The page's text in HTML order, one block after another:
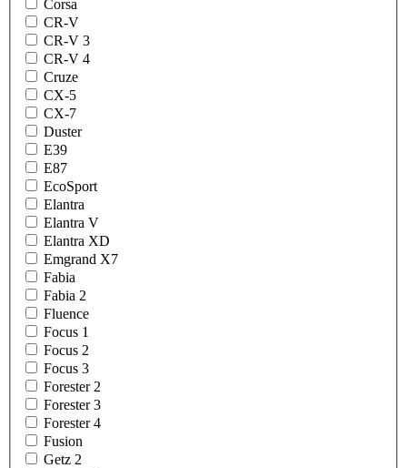
Corsa
CR-V
CR-V 3
CR-V 4
Cruze
CX-5
CX-7
Duster
E39
E87
EcoSport
Elantra
Elantra V
Elantra XD
Emgrand X7
Fabia
Fabia 2
Fluence
Focus 1
Focus 2
Focus 3
Forester 2
Forester 3
Forester 4
Fusion
Getz 2